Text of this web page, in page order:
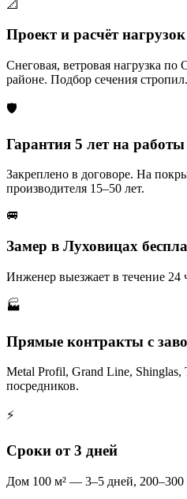
📐
Проект и расчёт нагрузок
Снеговая, ветровая нагрузка
районе. Подбор сечения стропил.
🛡️
Гарантия 5 лет на работы
Закреплено в договоре. На
производителя 15–50 лет.
🚐
Замер в Луховицах
Инженер выезжает в течение 24
🏭
Прямые контракты с
Metal Profil, Grand Line, Shinglas,
посредников.
⚡
Сроки от 3 дней
Дом 100 м² — 3–5 дней,